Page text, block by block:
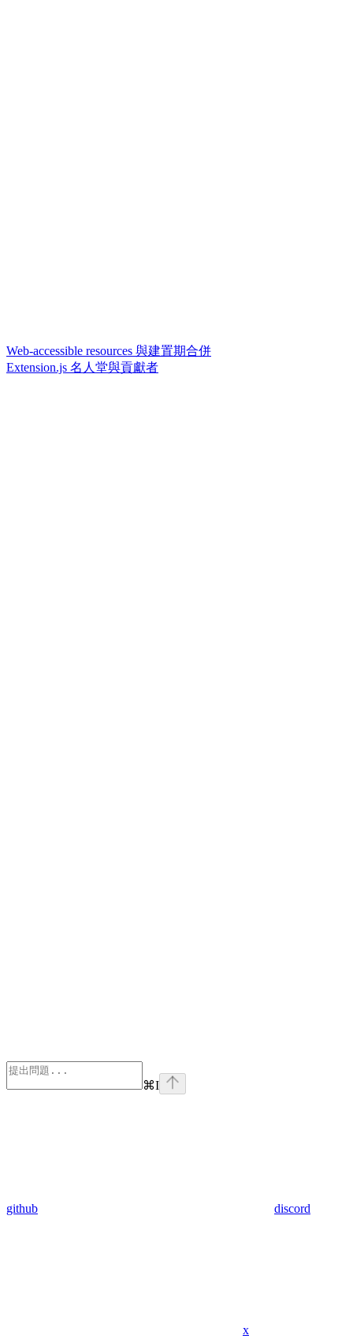
Web-accessible resources 與建置期合併
Extension.js 名人堂與貢獻者
⌘I
github discord
x